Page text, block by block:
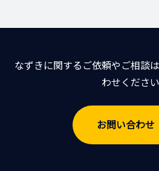
なずきに関するご依頼やご相談
わせください
お問い合わせ